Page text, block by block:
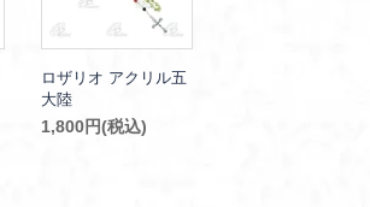
ロザリオ アクリル五
大陸
1,800円(税込)